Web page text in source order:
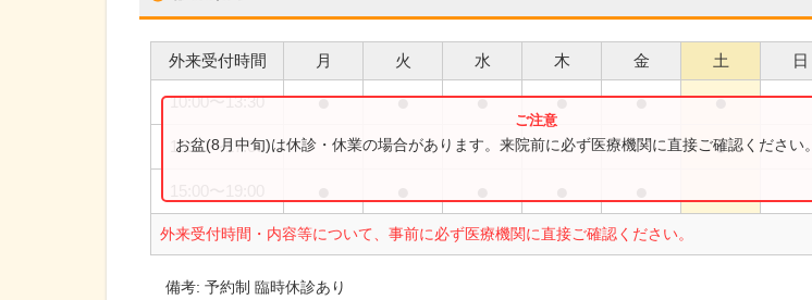
外来受付時間 月 火 水 木 金 土 日
10:00〜13:30 ● ● ● ● ● ●
15:00〜17:00 ●
外来受付時間・内容等について、事前に必ず医療機関に直接ご確認ください。
お盆(8月中旬)は休診・休業の場合があります。来院前に必ず医療機関に直接ご確認ください。
備考:予約制 臨時休診あり